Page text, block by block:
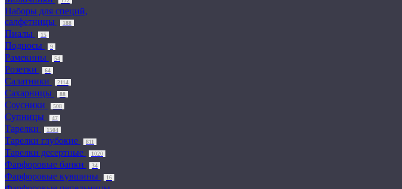
Наборы для специй,
салфетницы
188
Пиалы 15
Подносы 9
Рамекины 54
Розетки 64
Салатники 2114
Сахарницы 88
Соусники 508
Супницы 47
Тарелки 1504
Тарелки глубокие 811
Тарелки десертные 1020
Фарфоровые банки 34
Фарфоровые кувшины 16